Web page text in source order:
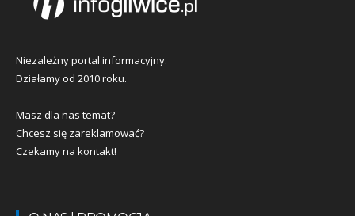
Niezależny portal informacyjny.
Działamy od 2010 roku.
Masz dla nas temat?
Chcesz się zareklamować?
Czekamy na kontakt!